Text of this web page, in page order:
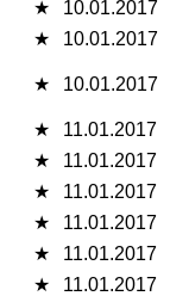
★
10.01.2017
★
10.01.2017
★ 10.01.2017
★
11.01.2017
★
11.01.2017
★
11.01.2017
★
11.01.2017
★
11.01.2017
★
11.01.2017